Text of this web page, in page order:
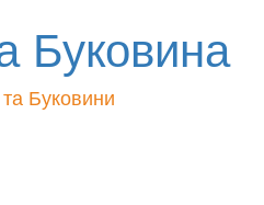
Буковина
Буковини